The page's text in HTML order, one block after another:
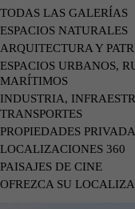
TODAS LAS GALERÍAS
ESPACIOS NATURALES
ARQUITECTURA Y
ESPACIOS URBANOS,
MARÍTIMOS
INDUSTRIA,
TRANSPORTES
PROPIEDADES
LOCALIZACIONES 360
PAISAJES DE CINE
OFREZCA SU